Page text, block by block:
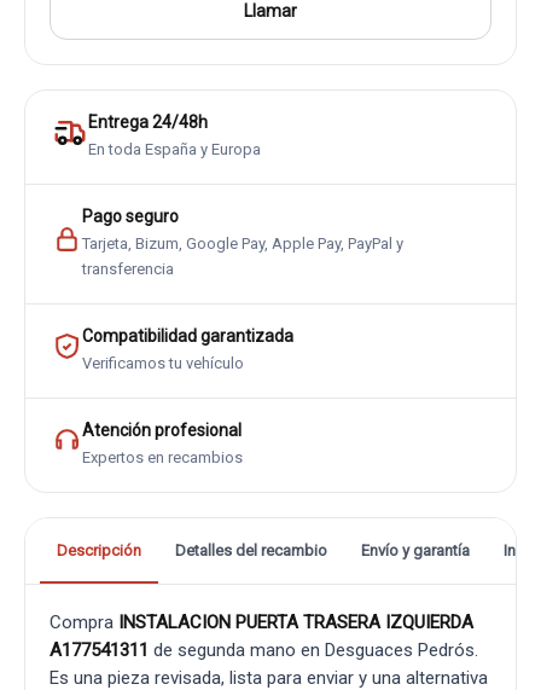
Llamar
Entrega 24/48h
En toda España y Europa
Pago seguro
Tarjeta, Bizum, Google Pay, Apple Pay, PayPal y
transferencia
Compatibilidad garantizada
Verificamos tu vehículo
Atención profesional
Expertos en recambios
Descripción Detalles del recambio Envío y garantía
Compra INSTALACION PUERTA TRASERA IZQUIERDA
A177541311 de segunda mano en Desguaces Pedrós.
Es una pieza revisada, lista para enviar y una alternativa